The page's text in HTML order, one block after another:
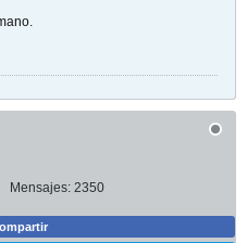
Mensajes: 2350